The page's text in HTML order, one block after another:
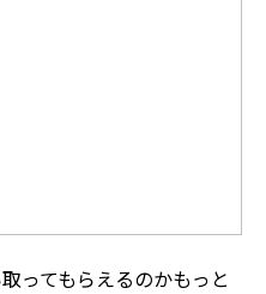
ってもらえるのかもっと